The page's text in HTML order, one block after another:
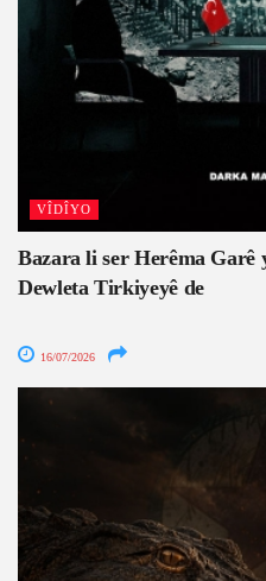
VÎDÎYO
Bazara li ser Herêma
Dewleta Tirkiyeyê de
16/07/2026